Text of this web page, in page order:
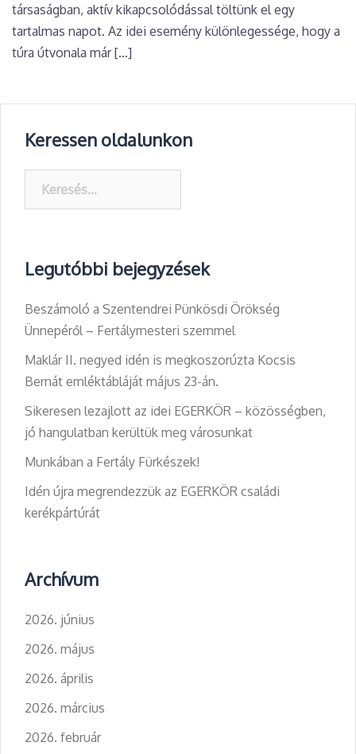
társaságban, aktív kikapcsolódással töltünk el egy
tartalmas napot. Az idei esemény különlegessége, hogy a
túra útvonala már […]
Keressen oldalunkon
Legutóbbi bejegyzések
Beszámoló a Szentendrei Pünkösdi Örökség
Ünnepéről – Fertálymesteri szemmel
Maklár II. negyed idén is megkoszorúzta Kocsis
Bernát emléktábláját május 23-án.
Sikeresen lezajlott az idei EGERKÖR – közösségben,
jó hangulatban kerültük meg városunkat
Munkában a Fertály Fürkészek!
Idén újra megrendezzük az EGERKÖR családi
kerékpártúrát
Archívum
2026. június
2026. május
2026. április
2026. március
2026. február